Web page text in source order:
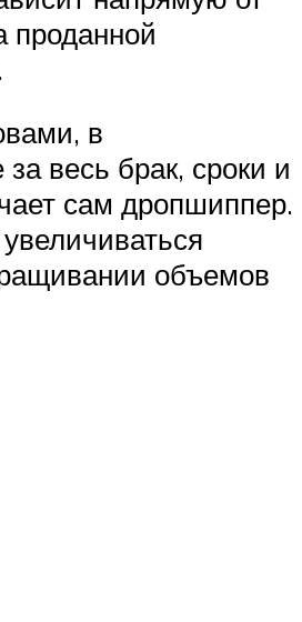
проданной
в
весь брак, сроки и
сам дропшиппер.
объемов